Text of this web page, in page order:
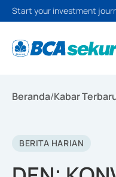
Start your investment
Beranda/Kabar
BERITA HARIAN